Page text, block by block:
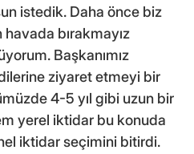
istedik. Daha önce biz
bırakmayız
Başkanımız
ziyaret etmeyi bir
4-5 yıl gibi uzun bir
yerel iktidar bu konuda
iktidar seçimini bitirdi.